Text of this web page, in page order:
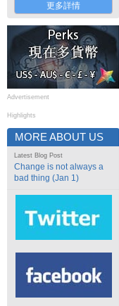
更多詳情
Advertisement
Highlights
MORE ABOUT US
Latest Blog Post
Change is not always a
bad thing (Jan 1)